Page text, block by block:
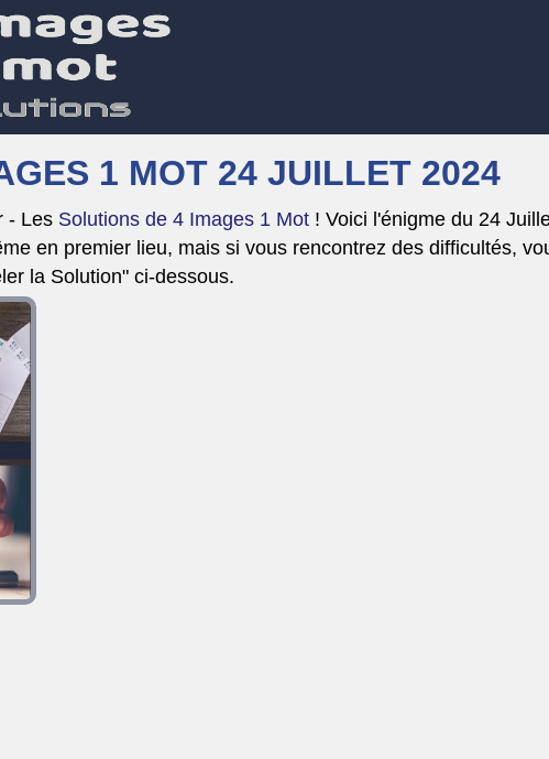
1 MOT 24 JUILLET 2024
- Les Solutions de 4 Images 1 Mot ! Voici l'énigme du 24
en premier lieu, mais si vous rencontrez des difficultés,
la Solution" ci-dessous.